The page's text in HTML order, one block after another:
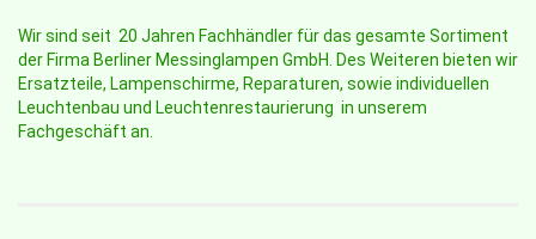
Wir sind seit 20 Jahren Fachhändler für das gesamte Sortiment
der Firma Berliner Messinglampen GmbH. Des Weiteren bieten wir
Ersatzteile, Lampenschirme, Reparaturen, sowie individuellen
Leuchtenbau und Leuchtenrestaurierung in unserem
Fachgeschäft an.